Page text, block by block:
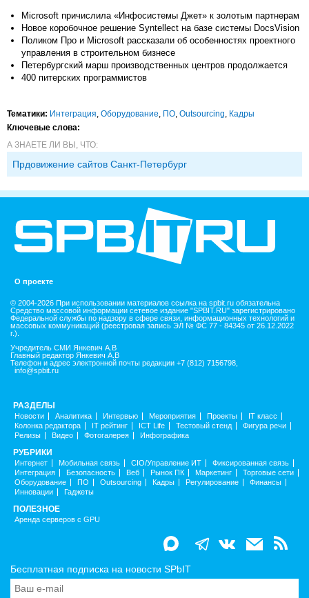
Microsoft причислила «Инфосистемы Джет» к золотым партнерам
Новое коробочное решение Syntellect на базе системы DocsVision
Поликом Про и Microsoft рассказали об особенностях проектного
управления в строительном бизнесе
Петербургский марш производственных центров продолжается
400 питерских программистов
Тематики: Интеграция Оборудование ПО Outsourcing Кадры
Ключевые слова:
А ЗНАЕТЕ ЛИ ВЫ, ЧТО:
Прдовижение сайтов Санкт-Петербург
О проекте
© 2004-2026 При использовании материалов ссылка на spbit.ru обязательна
Средство массовой информации сетевое издание "SPBIT.RU" зарегистрировано
Федеральной службы по надзору в сфере связи, информационных технологий и
массовых коммуникаций (реестровая запись ЭЛ № ФС 77 - 84345 от 26.12.2022
г.).
Учредитель СМИ Янкевич А.В
Главный редактор Янкевич А.В
Телефон и адрес электронной почты редакции +7 (812) 7156798,
info@spbit.ru
РАЗДЕЛЫ
Новости Аналитика Интервью Мероприятия Проекты
IT класс
Колонка редактора
IT рейтинг ICT Life Тестовый стенд
Фигура речи
Релизы
Видео Фотогалерея Инфографика
РУБРИКИ
Интернет Мобильная связь CIO/Управление ИТ
Фиксированная связь
Интеграция
Безопасность Веб Рынок ПК Маркетинг
Торговые сети
Оборудование
ПО Outsourcing Кадры Регулирование
Финансы
Инновации
Гаджеты
ПОЛЕЗНОЕ
Аренда серверов с GPU
Бесплатная подписка на новости SPbIT